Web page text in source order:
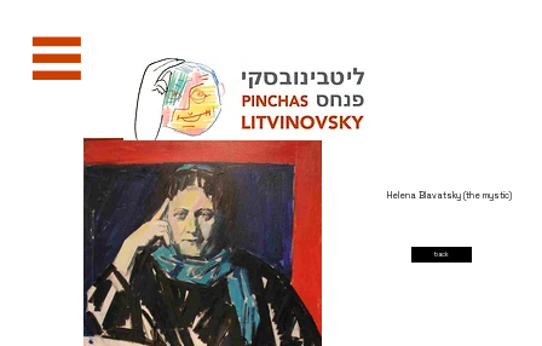
Helena Blavatsky (the mystic)
back